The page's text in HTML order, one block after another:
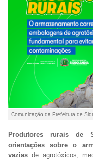
Comunicação da Prefeitura de
Produtores rurais de
orientações sobre o
vazias de agrotóxicos,